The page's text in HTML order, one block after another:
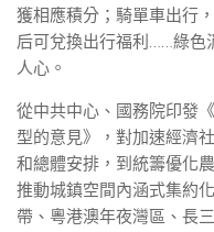
獲相應積分；騎單車出行
后可兌換出行福利……綠色
人心。
從中共中心、國務院印發
型的意見》，對加速經濟
和總體安排，到統籌優化
推動城鎮空間內涵式集約
帶、粵港澳年夜灣區、長